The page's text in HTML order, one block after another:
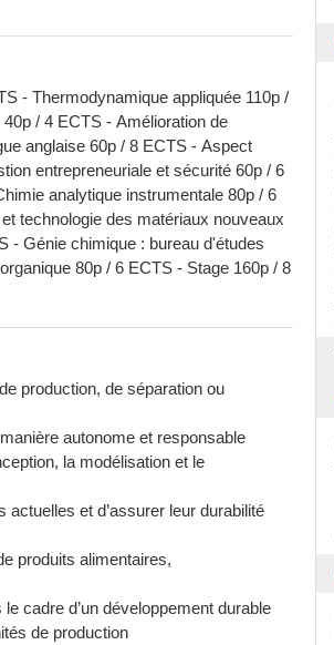
- Thermodynamique appliquée 110p /
/ 4 ECTS - Amélioration de
anglaise 60p / 8 ECTS - Aspect
entrepreneuriale et sécurité 60p / 6
analytique instrumentale 80p / 6
technologie des matériaux nouveaux
- Génie chimique : bureau d'études
80p / 6 ECTS - Stage 160p / 8
production, de séparation ou
autonome et responsable
la modélisation et le
et d’assurer leur durabilité
produits alimentaires,
cadre d’un développement durable
de production